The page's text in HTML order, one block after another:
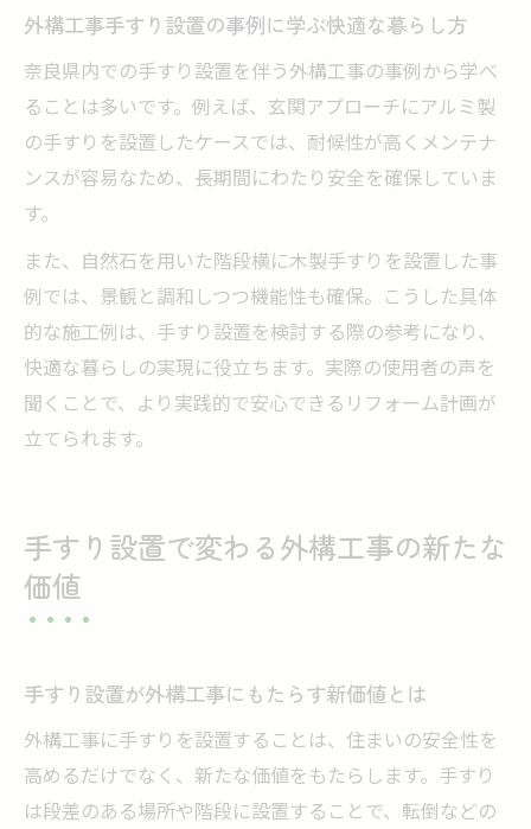
外構工事手すり設置の事例に学ぶ快適な暮らし方
奈良県内での手すり設置を伴う外構工事の事例から学べ
ることは多いです。例えば、玄関アプローチにアルミ製
の手すりを設置したケースでは、耐候性が高くメンテナ
ンスが容易なため、長期間にわたり安全を確保していま
す。
また、自然石を用いた階段横に木製手すりを設置した事
例では、景観と調和しつつ機能性も確保。こうした具体
的な施工例は、手すり設置を検討する際の参考になり、
快適な暮らしの実現に役立ちます。実際の使用者の声を
聞くことで、より実践的で安心できるリフォーム計画が
立てられます。
手すり設置で変わる外構工事の新たな
価値
手すり設置が外構工事にもたらす新価値とは
外構工事に手すりを設置することは、住まいの安全性を
高めるだけでなく、新たな価値をもたらします。手すり
は段差のある場所や階段に設置することで、転倒などの